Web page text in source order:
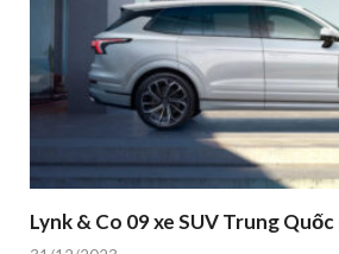
Lynk & Co 09 xe SUV Trung